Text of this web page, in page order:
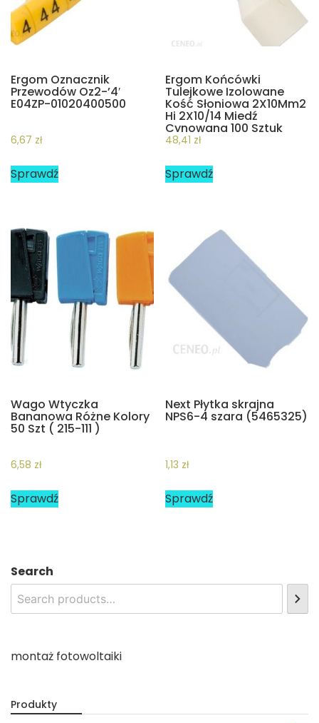
Ergom Oznacznik
Przewodów Oz2-’4′
E04ZP-01020400500
6,67 zł
Sprawdź
Ergom Końcówki
Tulejkowe Izolowane
Kość Słoniowa 2X10Mm2
Hi 2X10/14 Miedź
Cynowana 100 Sztuk
(E08KH-02020102601)
48,41 zł
Sprawdź
Wago Wtyczka
Bananowa Różne Kolory
50 Szt ( 215-111 )
6,58 zł
Sprawdź
Next Płytka skrajna
NPS6-4 szara (5465325)
1,13 zł
Sprawdź
Search
montaż fotowoltaiki
Produkty